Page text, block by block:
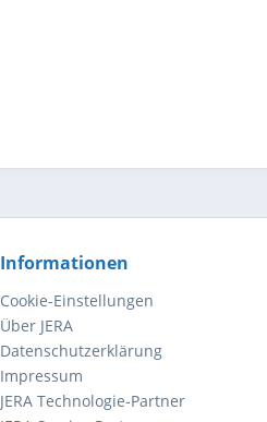
Informationen
Cookie-Einstellungen
Über JERA
Datenschutzerklärung
Impressum
JERA Technologie-Partner